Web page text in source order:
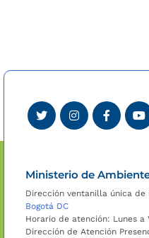
Ministerio de
Dirección ventanilla única de
Bogotá DC
Horario de atención: Lunes
Dirección de Atención